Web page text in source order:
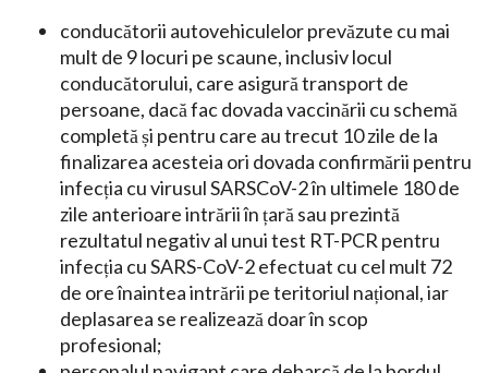
conducătorii autovehiculelor prevăzute cu mai
mult de 9 locuri pe scaune, inclusiv locul
conducătorului, care asigură transport de
persoane, dacă fac dovada vaccinării cu schemă
completă și pentru care au trecut 10 zile de la
finalizarea acesteia ori dovada confirmării pentru
infecția cu virusul SARSCoV-2 în ultimele 180 de
zile anterioare intrării în țară sau prezintă
rezultatul negativ al unui test RT-PCR pentru
infecția cu SARS-CoV-2 efectuat cu cel mult 72
de ore înaintea intrării pe teritoriul național, iar
deplasarea se realizează doar în scop
profesional;